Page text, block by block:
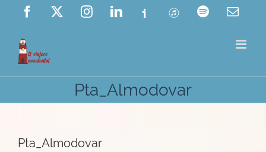
Saltar
contenido
Facebook InstagramLinkedIn
Ivoox ITunes Spotify
Pta_Almodovar
Pta_Almodovar